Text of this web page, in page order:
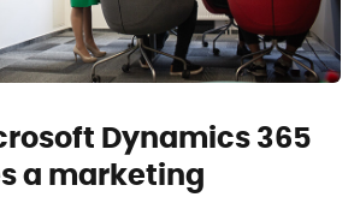
Dynamics 365
a marketing